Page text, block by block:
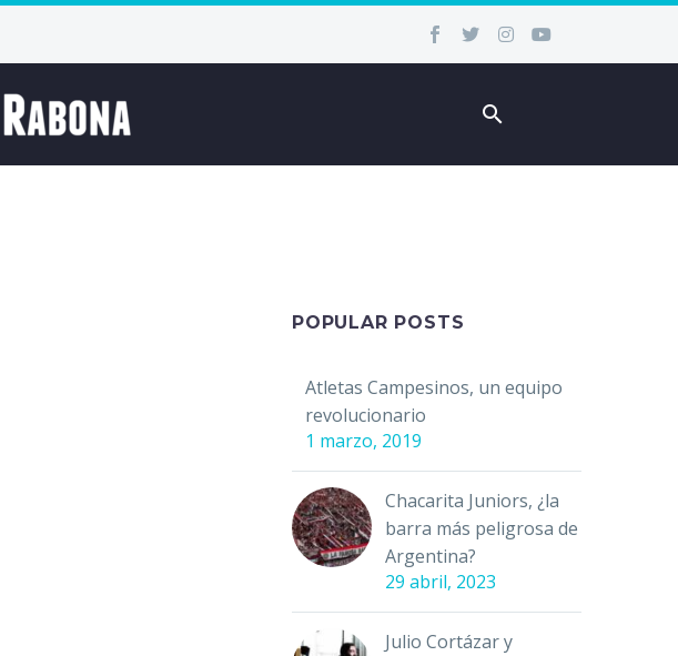
POPULAR POSTS
Atletas Campesinos, un equipo
revolucionario
1 marzo, 2019
Chacarita Juniors, ¿la
barra más peligrosa de
Argentina?
29 abril, 2023
Julio Cortázar y